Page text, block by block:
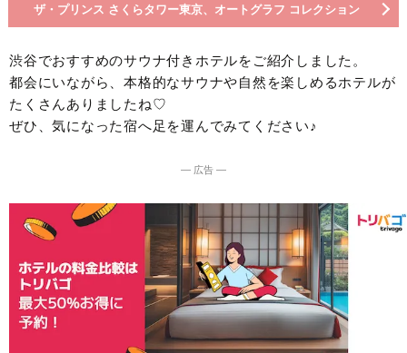
ザ・プリンス さくらタワー東京、オートグラフ コレクション
渋谷でおすすめのサウナ付きホテルをご紹介しました。
都会にいながら、本格的なサウナや自然を楽しめるホテルが
たくさんありましたね♡
ぜひ、気になった宿へ足を運んでみてください♪
― 広告 ―